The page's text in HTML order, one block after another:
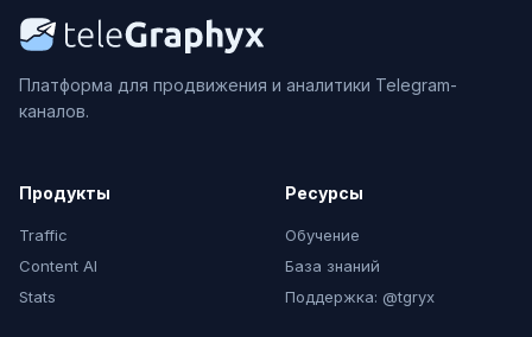
Платформа для продвижения и аналитики Telegram-
каналов.
Продукты
Traffic
Content AI
Stats
Ресурсы
Обучение
База знаний
Поддержка: @tgryx